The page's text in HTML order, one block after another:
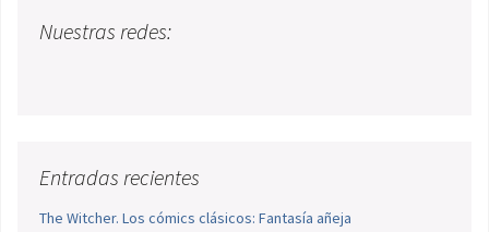
Nuestras redes:
Entradas recientes
The Witcher. Los cómics clásicos: Fantasía añeja